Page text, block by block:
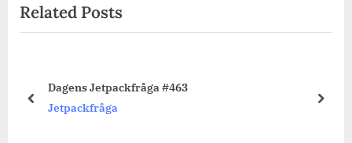
Related Posts
Dagens Jetpackfråga #463
Jetpackfråga
prev next